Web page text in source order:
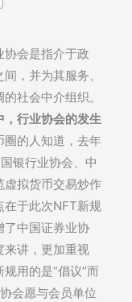
会是指介于政
，并为其服务、
社会中介组织。
，行业协会的发生
圈的人知道，去年
银行业协会、中
虚拟货币交易炒作
在于此次NFT新规
了中国证券业协
来讲，更加重视
用的是“倡议”而
会愿与会员单位